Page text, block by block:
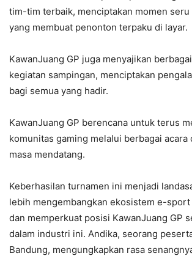
tim-tim terbaik, menciptakan momen seru
yang membuat penonton terpaku di layar.
KawanJuang GP juga menyajikan
kegiatan sampingan, menciptakan
bagi semua yang hadir.
KawanJuang GP berencana untuk terus
komunitas gaming melalui berbagai acara
masa mendatang.
Keberhasilan turnamen ini menjadi
lebih mengembangkan ekosistem e-sport
dan memperkuat posisi KawanJuang GP
dalam industri ini. Andika, seorang
Bandung, mengungkapkan rasa